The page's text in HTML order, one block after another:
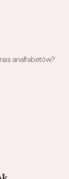
analfabetów?